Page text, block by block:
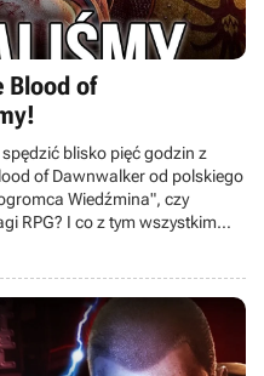
Blood of
blisko pięć godzin z
of Dawnwalker od polskiego
Wiedźmina", czy
RPG? I co z tym wszystkim
Odpowiedź poznacie w tym